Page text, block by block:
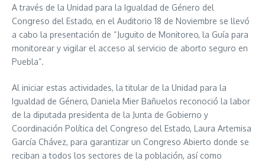
A través de la Unidad para la Igualdad de Género del
Congreso del Estado, en el Auditorio 18 de Noviembre se llevó
a cabo la presentación de “Juguito de Monitoreo, la Guía para
monitorear y vigilar el acceso al servicio de aborto seguro en
Puebla”.
Al iniciar estas actividades, la titular de la Unidad para la
Igualdad de Género, Daniela Mier Bañuelos reconoció la labor
de la diputada presidenta de la Junta de Gobierno y
Coordinación Política del Congreso del Estado, Laura Artemisa
García Chávez, para garantizar un Congreso Abierto donde se
reciban a todos los sectores de la población, así como